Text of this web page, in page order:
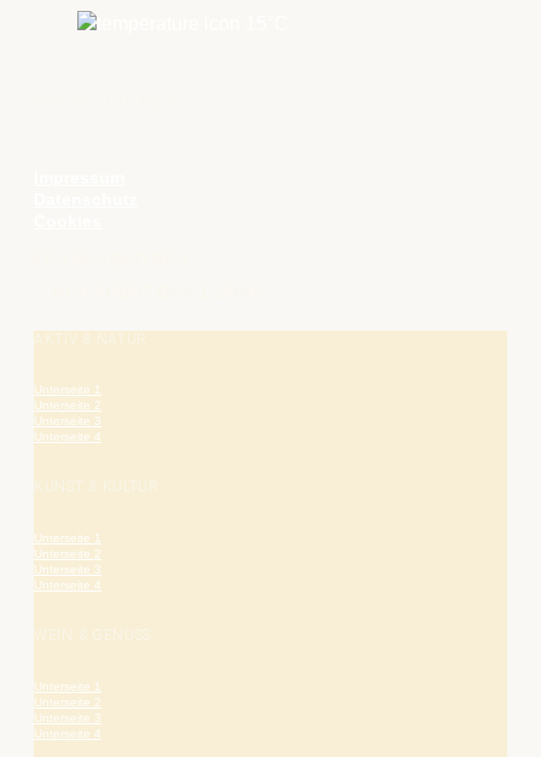
AKTIV & NATUR
Unterseite 1
Unterseite 2
Unterseite 3
Unterseite 4
Unterseite 1
Unterseite 2
Unterseite 3
Unterseite 4
Unterseite 1
Unterseite 2
Unterseite 3
Unterseite 4